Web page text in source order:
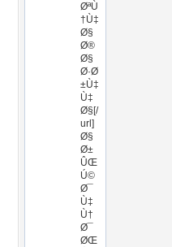
ØªÙ
†Ù‡
Ø§
Ø®
Ø§
Ø·Ø
±Ù‡
Ù‡
Ø§[/
url]
Ø§
Ø±
ÛŒ
Ú©
Ø¯
Ù‡
Ù†
Ø¯
ØŒ